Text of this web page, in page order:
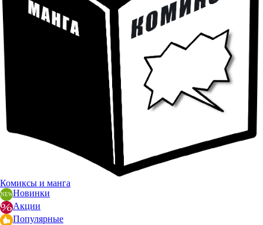
Комиксы и манга
Новинки
Акции
Популярные